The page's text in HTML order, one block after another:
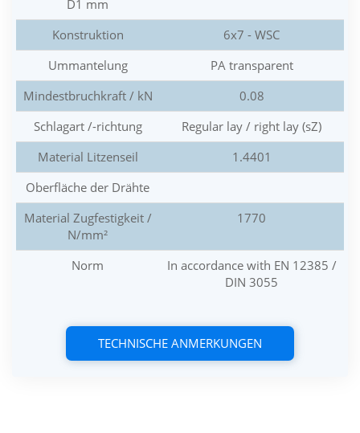
D1 mm
Konstruktion
6x7 - WSC
Ummantelung
PA transparent
Mindestbruchkraft / kN
0.08
Schlagart /-richtung
Regular lay / right lay (sZ)
Material Litzenseil
1.4401
Oberfläche der Drähte
Material Zugfestigkeit /
N/mm²
1770
Norm
In accordance with EN 12385 /
DIN 3055
TECHNISCHE ANMERKUNGEN